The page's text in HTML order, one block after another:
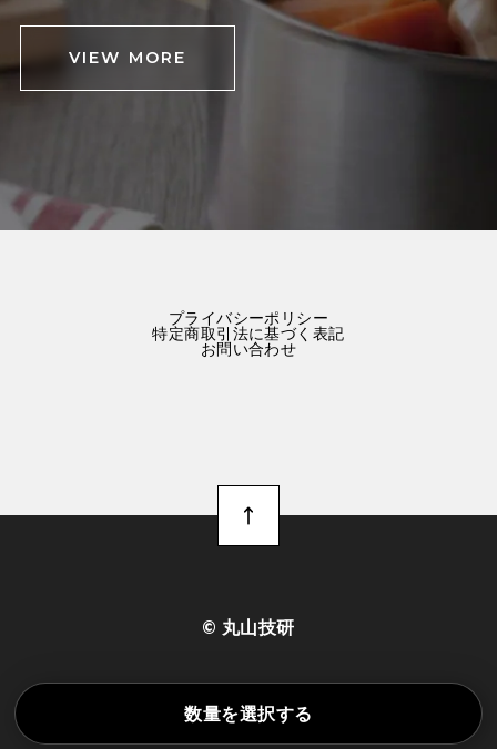
数量を選択する
VIEW MORE
プライバシーポリシー
特定商取引法に基づく表記
お問い合わせ
©︎ 丸山技研